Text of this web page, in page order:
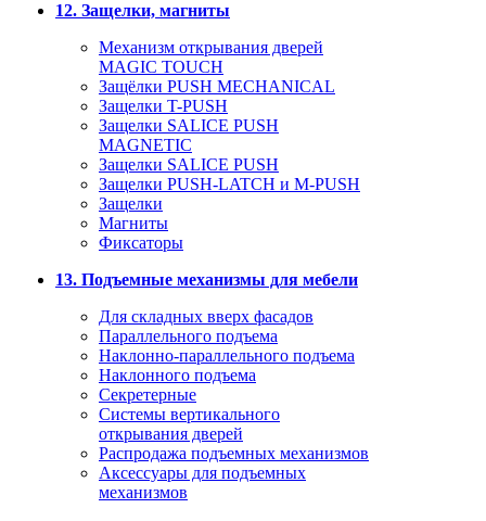
12. Защелки, магниты
Механизм открывания дверей
MAGIC TOUCH
Защёлки PUSH MECHANICAL
Защелки T-PUSH
Защелки SALICE PUSH
MAGNETIC
Защелки SALICE PUSH
Защелки PUSH-LATCH и M-PUSH
Защелки
Магниты
Фиксаторы
13. Подъемные механизмы для мебели
Для складных вверх фасадов
Параллельного подъема
Наклонно-параллельного подъема
Наклонного подъема
Секретерные
Системы вертикального
открывания дверей
Распродажа подъемных механизмов
Аксессуары для подъемных
механизмов